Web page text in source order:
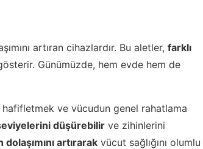
artıran cihazlardır. Bu aletler, farklı
Günümüzde, hem evde hem de
hafifletmek ve vücudun genel rahatlama
düşürebilir ve zihinlerini
dolaşımını artırarak vücut sağlığını olumlu